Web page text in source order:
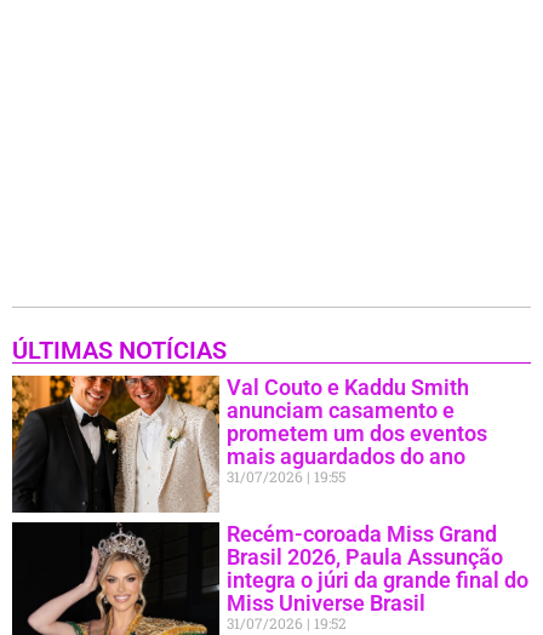
ÚLTIMAS NOTÍCIAS
Val Couto e Kaddu Smith
anunciam casamento e
prometem um dos eventos
mais aguardados do ano
31/07/2026 19:55
Recém-coroada Miss Grand
Brasil 2026, Paula Assunção
integra o júri da grande final do
Miss Universe Brasil
31/07/2026 19:52